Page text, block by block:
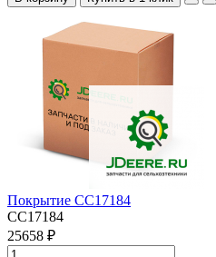
Покрытие CC17184
CC17184
25658 ₽